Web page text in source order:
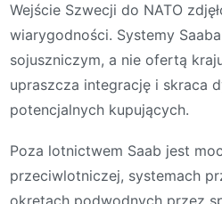
Wejście Szwecji do NATO
wiarygodności. Systemy
sojuszniczym, a nie ofertą
upraszcza integrację i skraca
potencjalnych kupujących.
Poza lotnictwem Saab jest
przeciwlotniczej, systemach
okrętach podwodnych przez